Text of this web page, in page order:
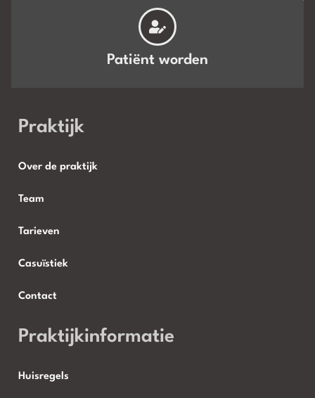
Patiënt worden
Praktijk
Over de praktijk
Team
Tarieven
Casuïstiek
Contact
Praktijkinformatie
Huisregels